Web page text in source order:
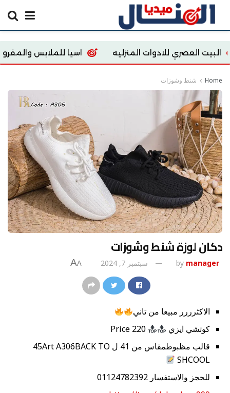
للادوات المنزليه اسيا للملابس والمفروشات
Home شنط وشوزات
دكان لوزة شنط وشوزات
by manager سبتمبر 7, 2024 A
A
الاكثرررر مبيعا من تاني
كوتشي ايزي
Price 220
قالب مظبوطمقاس من 41 ل 45Art A306BACK TO
SHCOOL
للحجز والاستفسار 01124782392